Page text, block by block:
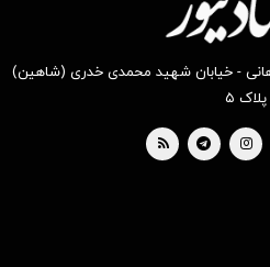
- خیابان شهید محمدی خدری (شاهین)
پلاک ۵